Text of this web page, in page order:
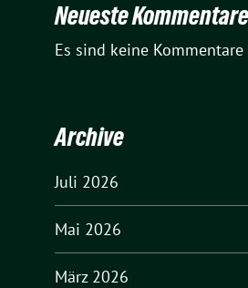
Neueste Kommentare
Es sind keine
Archive
Juli 2026
Mai 2026
März 2026